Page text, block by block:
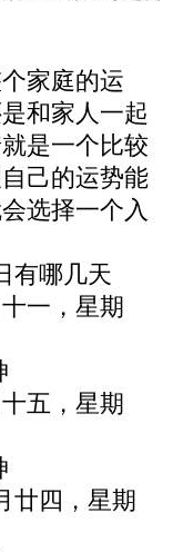
家庭的运
和家人一起
是一个比较
己的运势能
选择一个入
有哪几天
一，星期
五，星期
廿四，星期